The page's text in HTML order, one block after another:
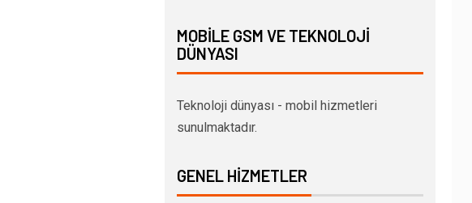
MOBILE GSM VE TEKNOLOJI
DÜNYASI
Teknoloji dünyası - mobil hizmetleri
sunulmaktadır.
GENEL HIZMETLER